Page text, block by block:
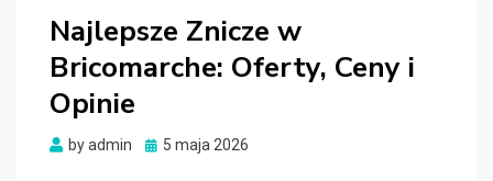
Najlepsze Znicze w
Bricomarche: Oferty, Ceny i
Opinie
byadmin
Posted
5 maja 2026